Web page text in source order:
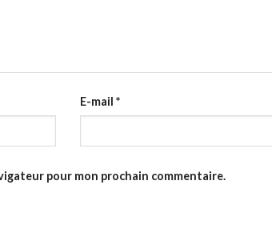
E-mail *
pour mon prochain commentaire.